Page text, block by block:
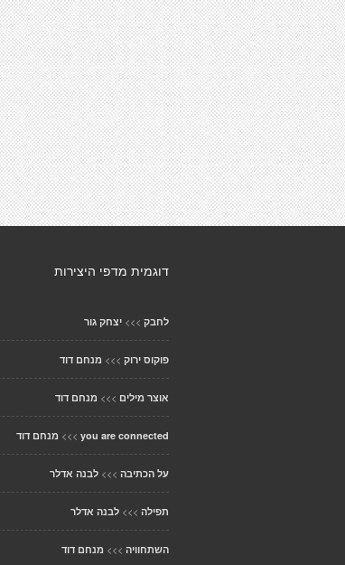
דוגמית מדפי היצירות
לחבק >>> יצחק גור
פוקוס ירוק >>> מנחם דוד
אוצר מילים >>> מנחם דוד
you are connected
>>> מנחם דוד
על הכתיבה >>> לבנה אדלר
תפילה >>> לבנה אדלר
השתחוויה >>> מנחם דוד